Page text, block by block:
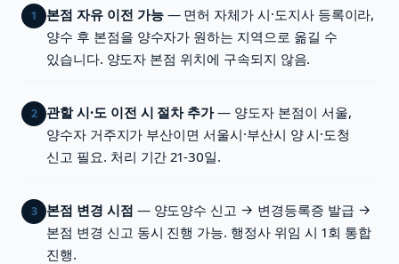
1 본점 자유 이전 가능— 면허 자체가 시·도지사 등록이라,
양수 후 본점을 양수자가 원하는 지역으로 옮길 수
있습니다. 양도자 본점 위치에 구속되지 않음.
2 관할 시·도 이전 시 절차 추가— 양도자 본점이 서울,
양수자 거주지가 부산이면 서울시·부산시 양 시·도청
신고 필요. 처리 기간 21-30일.
3 본점 변경 시점 — 양도양수 신고 → 변경등록증 발급 →
본점 변경 신고 동시 진행 가능. 행정사 위임 시 1회 통합
진행.